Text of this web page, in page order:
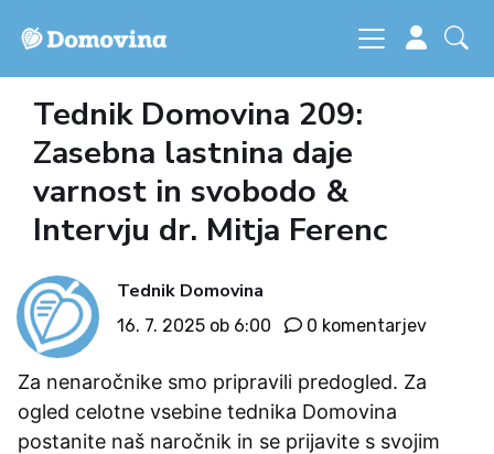
Tednik Domovina 209:
Zasebna lastnina daje
varnost in svobodo &
Intervju dr. Mitja Ferenc
Tednik Domovina
16. 7. 2025 ob 6:00 0 komentarjev
Za nenaročnike smo pripravili predogled. Za
ogled celotne vsebine tednika Domovina
postanite naš naročnik in se prijavite s svojim